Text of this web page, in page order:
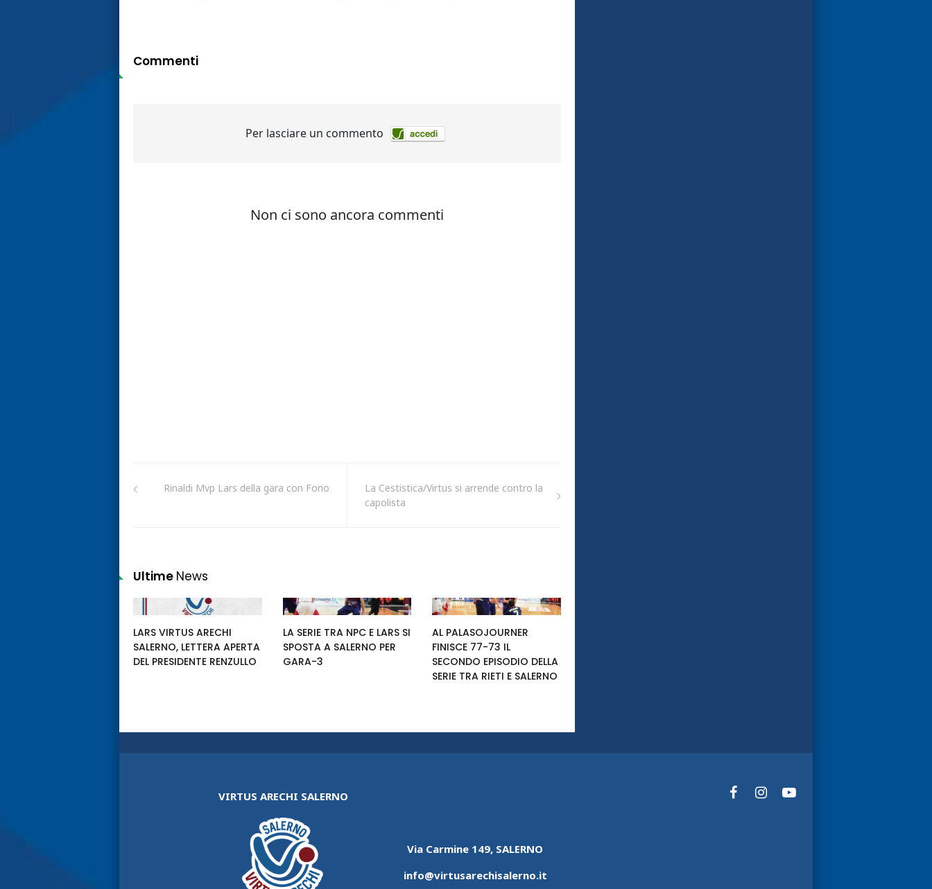
Commenti
Rinaldi Mvp Lars della gara con Forio
La Cestistica/Virtus si arrende contro la
capolista
Ultime News
LARS VIRTUS ARECHI
SALERNO, LETTERA APERTA
DEL PRESIDENTE RENZULLO
LA SERIE TRA NPC E LARS SI
SPOSTA A SALERNO PER
GARA-3
AL PALASOJOURNER
FINISCE 77-73 IL
SECONDO EPISODIO DELLA
SERIE TRA RIETI E SALERNO
VIRTUS ARECHI SALERNO
Via Carmine 149, SALERNO
info@virtusarechisalerno.it